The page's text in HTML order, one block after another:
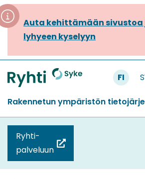
Siirry
sisältöönAuta kehittämään sivustoa
lyhyeen kyselyyn
Etusivu
FI
Rakennetun ympäristön
Ryhti-
palveluun
(siirryt
toiseen